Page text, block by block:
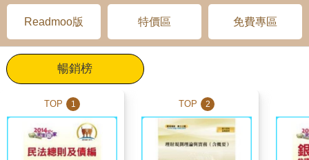
Readmoo版 特價區 免費專區
暢銷榜
TOP 1 TOP 2